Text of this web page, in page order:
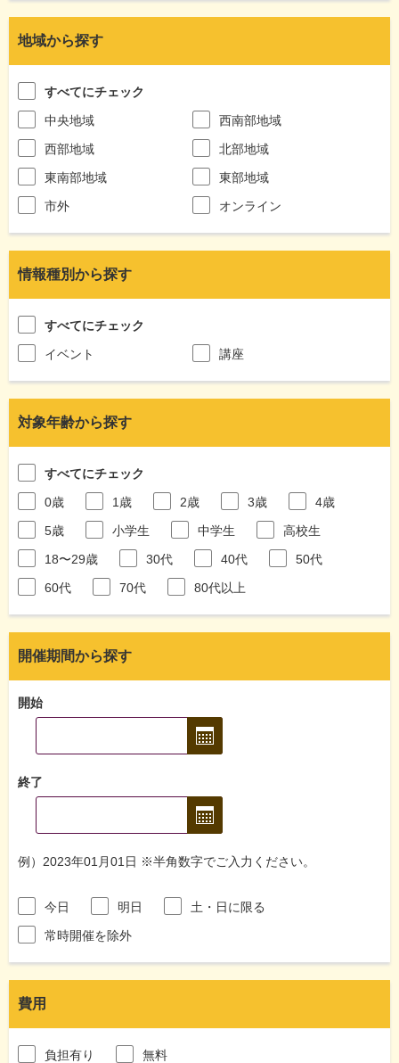
地域から探す
すべてにチェック
中央地域
西南部地域
西部地域
北部地域
東南部地域
東部地域
市外
オンライン
情報種別から探す
すべてにチェック
イベント
講座
対象年齢から探す
すべてにチェック
0歳
1歳 2歳 3歳
4歳
5歳
小学生 中学生
高校生
18〜29歳
30代 40代
50代
60代
70代 80代以上
開催期間から探す
開始
終了
例）2023年01月01日 ※半角数字でご入力ください。
今日 明日
土・日に限る
常時開催を除外
費用
負担有り 無料